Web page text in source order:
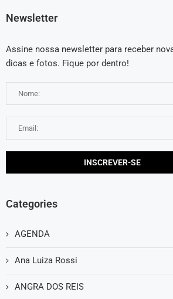
Newsletter
Assine nossa newsletter para receber
dicas e fotos. Fique por dentro!
Categories
AGENDA
Ana Luiza Rossi
ANGRA DOS REIS